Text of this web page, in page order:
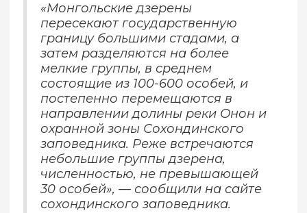
«Монгольские дзерены
пересекают государственную
границу большими стадами, а
затем разделяются на более
мелкие группы, в среднем
состоящие из 100-600 особей, и
постепенно перемещаются в
направлении долины реки Онон и
охранной зоны Сохондинского
заповедника. Реже встречаются
небольшие группы дзерена,
численностью, не превышающей
30 особей», — сообщили на сайте
сохондинского заповедника.